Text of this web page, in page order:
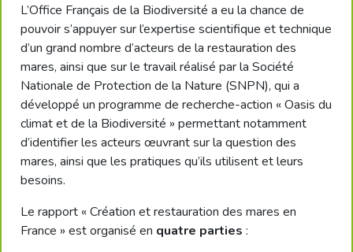
L’Office Français de la Biodiversité a eu la chance de
pouvoir s’appuyer sur l’expertise scientifique et technique
d’un grand nombre d’acteurs de la restauration des
mares, ainsi que sur le travail réalisé par la Société
Nationale de Protection de la Nature (SNPN), qui a
développé un programme de recherche-action « Oasis du
climat et de la Biodiversité » permettant notamment
d’identifier les acteurs œuvrant sur la question des
mares, ainsi que les pratiques qu’ils utilisent et leurs
besoins.
Le rapport « Création et restauration des mares en
France » est organisé en quatre parties :